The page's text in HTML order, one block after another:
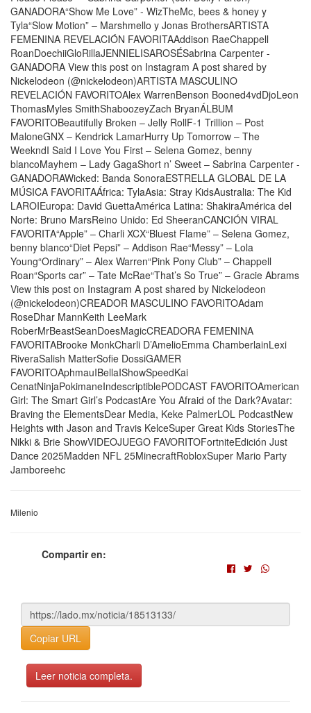
GANADORA“Show Me Love” - WizTheMc, bees & honey y
Tyla“Slow Motion” – Marshmello y Jonas BrothersARTISTA
FEMENINA REVELACIÓN FAVORITAAddison RaeChappell
RoanDoechiiGloRillaJENNIELISAROSÉSabrina Carpenter -
GANADORA View this post on Instagram A post shared by
Nickelodeon (@nickelodeon)ARTISTA MASCULINO
REVELACIÓN FAVORITOAlex WarrenBenson Booned4vdDjoLeon
ThomasMyles SmithShaboozeyZach BryanÁLBUM
FAVORITOBeautifully Broken – Jelly RollF-1 Trillion – Post
MaloneGNX – Kendrick LamarHurry Up Tomorrow – The
WeekndI Said I Love You First – Selena Gomez, benny
blancoMayhem – Lady GagaShort n’ Sweet – Sabrina Carpenter -
GANADORAWicked: Banda SonoraESTRELLA GLOBAL DE LA
MÚSICA FAVORITAÁfrica: TylaAsia: Stray KidsAustralia: The Kid
LAROIEuropa: David GuettaAmérica Latina: ShakiraAmérica del
Norte: Bruno MarsReino Unido: Ed SheeranCANCIÓN VIRAL
FAVORITA“Apple” – Charli XCX“Bluest Flame” – Selena Gomez,
benny blanco“Diet Pepsi” – Addison Rae“Messy” – Lola
Young“Ordinary” – Alex Warren“Pink Pony Club” – Chappell
Roan“Sports car” – Tate McRae“That’s So True” – Gracie Abrams
View this post on Instagram A post shared by Nickelodeon
(@nickelodeon)CREADOR MASCULINO FAVORITOAdam
RoseDhar MannKeith LeeMark
RoberMrBeastSeanDoesMagicCREADORA FEMENINA
FAVORITABrooke MonkCharli D’AmelioEmma ChamberlainLexi
RiveraSalish MatterSofie DossiGAMER
FAVORITOAphmauIBellaIShowSpeedKai
CenatNinjaPokimaneIndescriptiblePODCAST FAVORITOAmerican
Girl: The Smart Girl’s PodcastAre You Afraid of the Dark?Avatar:
Braving the ElementsDear Media, Keke PalmerLOL PodcastNew
Heights with Jason and Travis KelceSuper Great Kids StoriesThe
Nikki & Brie ShowVIDEOJUEGO FAVORITOFortniteEdición Just
Dance 2025Madden NFL 25MinecraftRobloxSuper Mario Party
Jamboreehc
Milenio
Compartir en:
Copiar URL
Leer noticia completa.